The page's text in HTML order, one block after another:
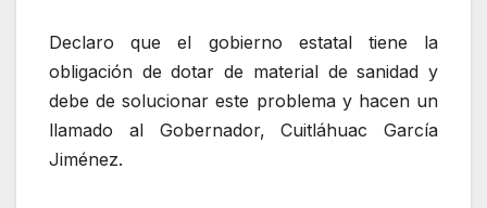
Declaro que el gobierno estatal tiene la
obligación de dotar de material de sanidad y
debe de solucionar este problema y hacen un
llamado al Gobernador, Cuitláhuac García
Jiménez.